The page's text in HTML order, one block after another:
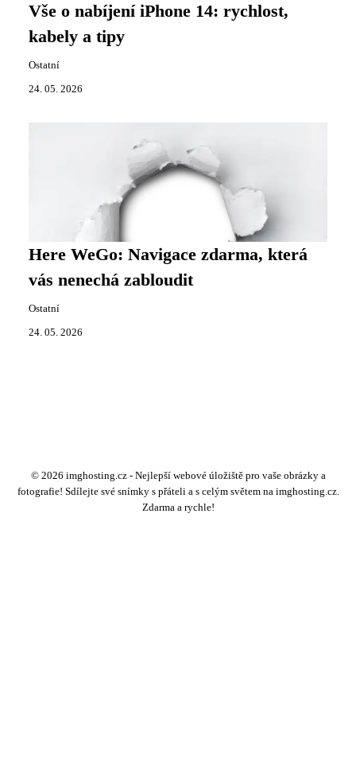
Vše o nabíjení iPhone 14: rychlost,
kabely a tipy
Ostatní
24. 05. 2026
Here WeGo: Navigace zdarma, která
vás nenechá zabloudit
Ostatní
24. 05. 2026
© 2026 imghosting.cz - Nejlepší webové úložiště pro vaše obrázky a
fotografie! Sdílejte své snímky s přáteli a s celým světem na imghosting.cz.
Zdarma a rychle!